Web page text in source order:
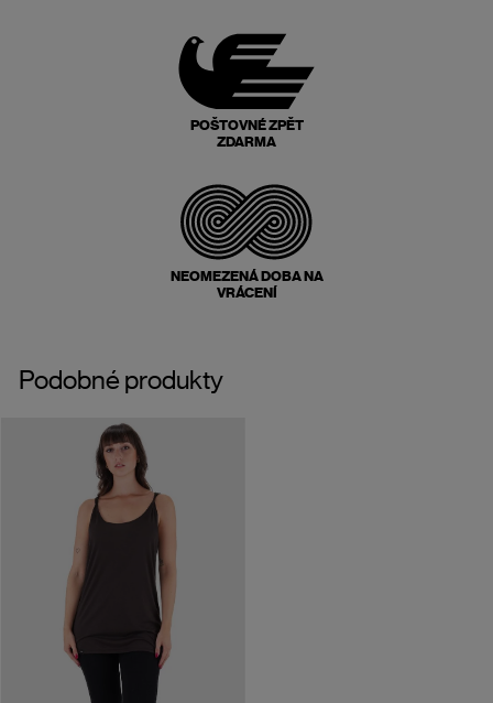
POŠTOVNÉ ZPĚT
ZDARMA
NEOMEZENÁ DOBA NA
VRÁCENÍ
Podobné produkty